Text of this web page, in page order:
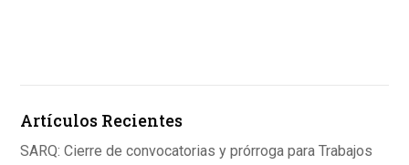
o
k
p
p
Artículos Recientes
SARQ: Cierre de convocatorias y prórroga para Trabajos